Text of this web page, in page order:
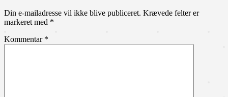
Din e-mailadresse vil ikke blive publiceret. Krævede felter er
markeret med *
Kommentar *